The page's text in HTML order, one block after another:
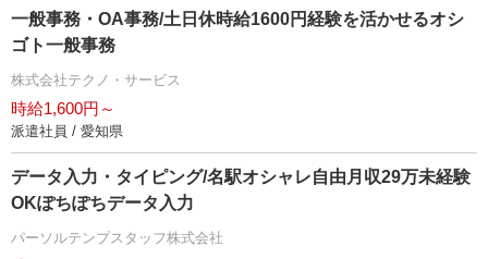
一般事務・OA事務/土日休時給1600円経験を活かせるオシ
ゴト一般事務
株式会社テクノ・サービス
時給1,600円～
派遣社員 / 愛知県
データ入力・タイピング/名駅オシャレ自由月収29万未経験
OKぽちぽちデータ入力
パーソルテンプスタッフ株式会社